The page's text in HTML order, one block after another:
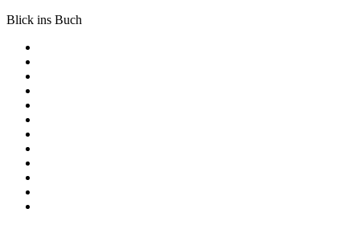
Blick ins Buch